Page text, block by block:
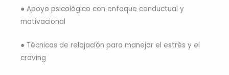
● Apoyo psicológico con enfoque conductual y
motivacional
● Técnicas de relajación para manejar el estrés y el
craving